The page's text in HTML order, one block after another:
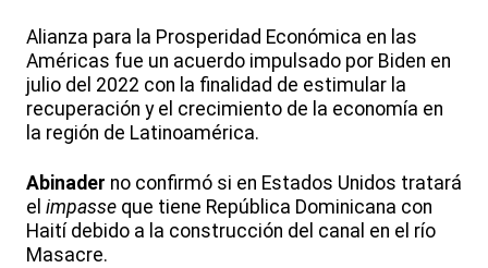
Alianza para la Prosperidad Económica en las
Américas fue un acuerdo impulsado por Biden en
julio del 2022 con la finalidad de estimular la
recuperación y el crecimiento de la economía en
la región de Latinoamérica.
Abinader no confirmó si en Estados Unidos tratará
el impasse que tiene República Dominicana con
Haití debido a la construcción del canal en el río
Masacre.